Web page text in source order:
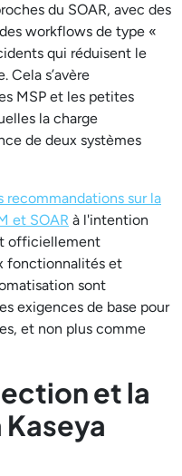
du SOAR, avec des
workflows de type «
qui réduisent le
Cela s’avère
MSP et les petites
la charge
de deux systèmes
recommandations sur la
et SOAR à l'intention
officiellement
fonctionnalités et
sont
exigences de base pour
et non plus comme
et la